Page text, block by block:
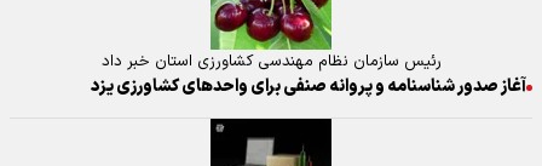
رئیس سازمان نظام مهندسی کشاورزی استان خبر داد
آغاز صدور شناسنامه و پروانه صنفی برای واحدهای کشاورزی یزد